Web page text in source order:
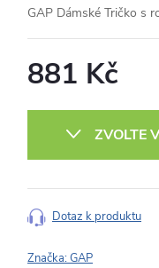
GAP Dámské Tričko s
881 Kč
ZVOLTE
Dotaz k produktu
Značka:GAP